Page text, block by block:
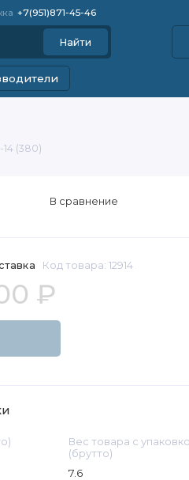
+7(951)871-45-46
Найти
(380)
Код товара: 12914
₽
В сравнение
Вес товара с
(брутто)
7.6